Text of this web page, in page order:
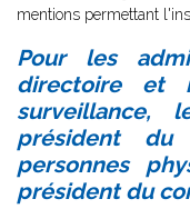
mentions permettant
Pour les
directoire et
président du
personnes
président du